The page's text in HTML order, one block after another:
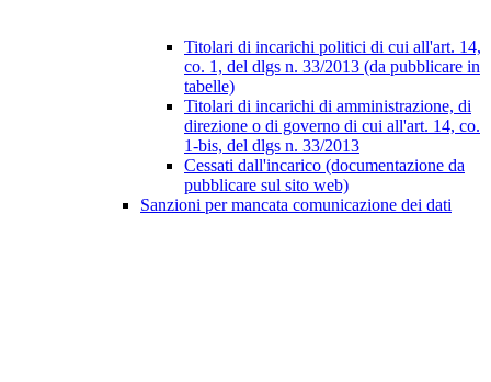
Titolari di incarichi politici di cui all'art. 14,
co. 1, del dlgs n. 33/2013 (da pubblicare in
tabelle)
Titolari di incarichi di amministrazione, di
direzione o di governo di cui all'art. 14, co.
1-bis, del dlgs n. 33/2013
Cessati dall'incarico (documentazione da
pubblicare sul sito web)
Sanzioni per mancata comunicazione dei dati